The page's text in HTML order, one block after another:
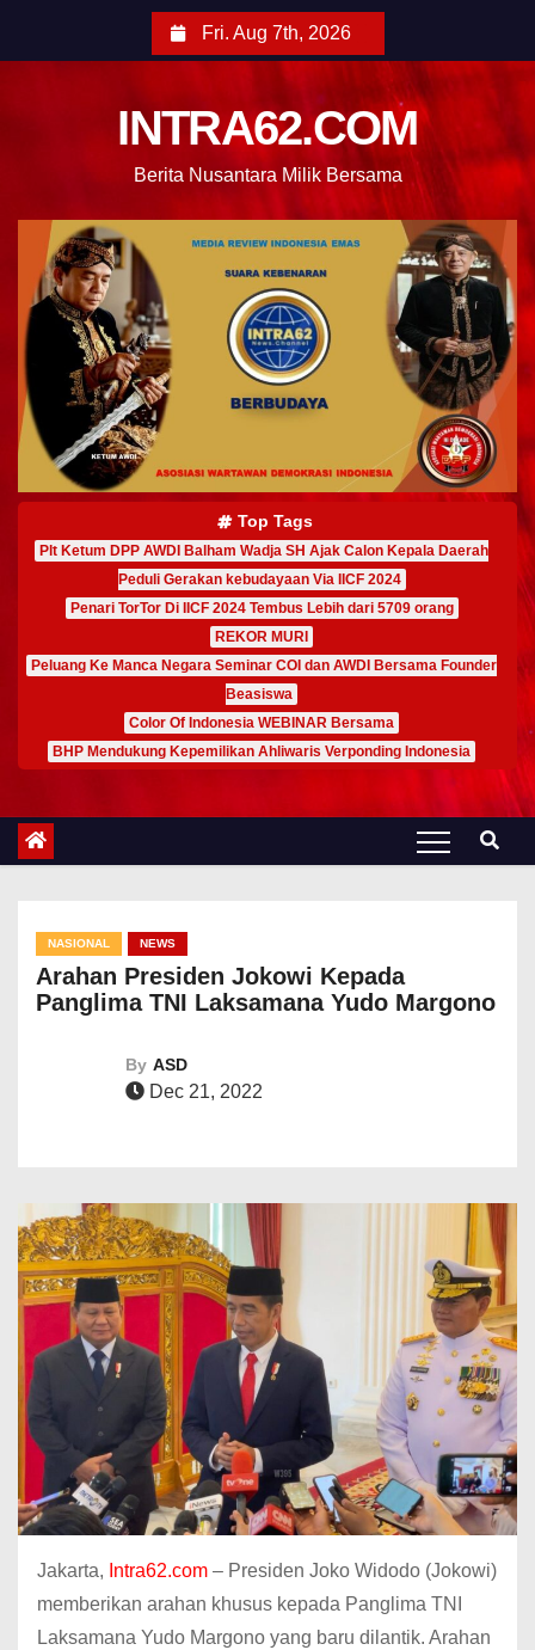
Fri. Aug 7th, 2026
INTRA62.COM
Berita Nusantara Milik Bersama
Top Tags
Plt Ketum DPP AWDI Balham Wadja SH Ajak Calon Kepala Daerah
Peduli Gerakan kebudayaan Via IICF 2024
Penari TorTor Di IICF 2024 Tembus Lebih dari 5709 orang
REKOR MURI
Peluang Ke Manca Negara Seminar COI dan AWDI Bersama Founder
Beasiswa
Color Of Indonesia WEBINAR Bersama
BHP Mendukung Kepemilikan Ahliwaris Verponding Indonesia
NASIONAL NEWS
Arahan Presiden Jokowi Kepada
Panglima TNI Laksamana Yudo Margono
By ASD
Dec 21, 2022
Jakarta, Intra62.com – Presiden Joko Widodo (Jokowi)
memberikan arahan khusus kepada Panglima TNI
Laksamana Yudo Margono yang baru dilantik. Arahan